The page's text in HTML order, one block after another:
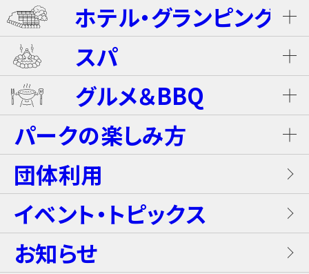
ライジング・バギー Level S
ライジング・バギー
キャンディー・カート＜1Dayパス不要＞
ブラスター・バトルフィールド
ワイルド・カヌー
ウォータースライダー
プール
屋内キッズプール
レンタル席
フード
ホテル・グランピング
ホテル ザ・ネスタ＆スパ
グランピングキャビン
プレミアテラス
メゾネットスイートヴィラ
スパ
温泉
岩盤浴（着衣サウナ）
お食事
施設案内
グルメ＆BBQ
ホテルブッフェ(朝食・夕食)
ALL DAY DINING GRANDISH
GLAMP BBQ
パークの楽しみ方
【団体向け！】労働組合ファミリー交流イベ
ントプラン
アクティブ・プラン
団体利用
イベント・トピックス
お知らせ